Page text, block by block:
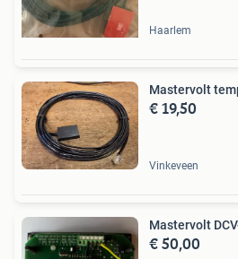
Haarlem
Mastervolt
€ 19,50
Vinkeveen
Mastervolt
€ 50,00